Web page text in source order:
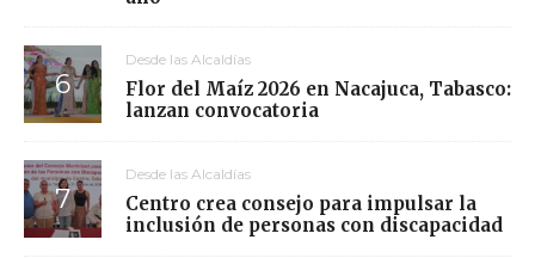
Desde las Alcaldías
Flor del Maíz 2026 en Nacajuca, Tabasco:
lanzan convocatoria
Desde las Alcaldías
Centro crea consejo para impulsar la
inclusión de personas con discapacidad